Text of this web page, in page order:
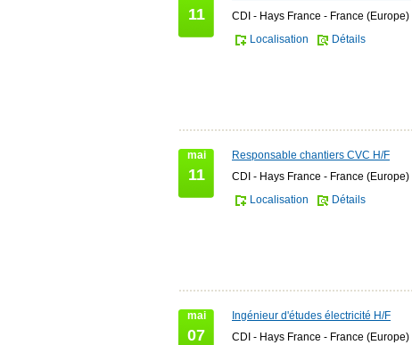
11
CDI - Hays France - France (Europe)
Localisation
Détails
mai
11
Responsable chantiers CVC H/F
CDI - Hays France - France (Europe)
Localisation
Détails
mai
07
Ingénieur d'études électricité H/F
CDI - Hays France - France (Europe)